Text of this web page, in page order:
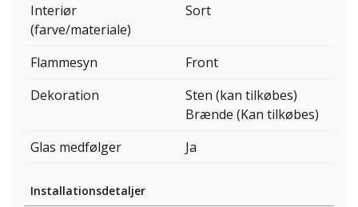
Interiør
(farve/materiale)
Sort
Flammesyn
Front
Dekoration
Sten (kan tilkøbes)
Brænde (Kan tilkøbes)
Glas medfølger
Ja
Installationsdetaljer